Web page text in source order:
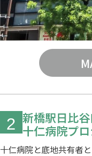
2 新橋駅日比
十仁病院プ
十仁病院と底地共有者